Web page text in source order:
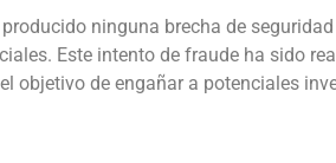
en socio en 1997. Antes de
ninguna brecha de
Este intento de fraude ha sido
objetivo de engañar a potenciales